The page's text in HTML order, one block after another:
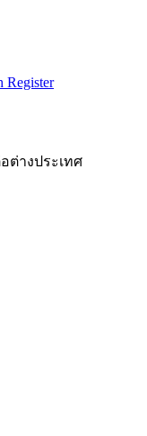
Register
ต่างประเทศ